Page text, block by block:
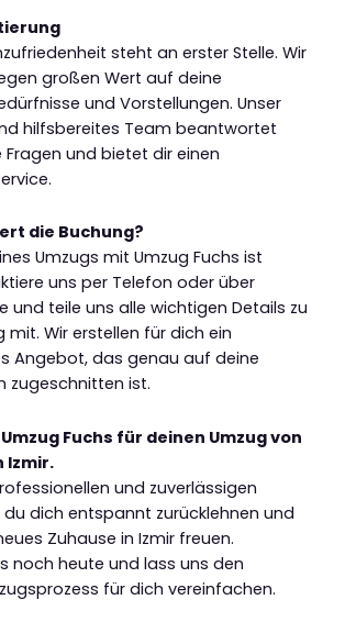
steht an erster Stelle. Wir
großen Wert auf deine
und Vorstellungen. Unser
hilfsbereites Team beantwortet
Fragen und bietet dir einen
die Buchung?
Umzugs mit Umzug Fuchs ist
uns per Telefon oder über
und teile uns alle wichtigen Details zu
mit. Wir erstellen für dich ein
Angebot, das genau auf deine
zugeschnitten ist.
Fuchs für deinen Umzug von
Izmir.
und zuverlässigen
du dich entspannt zurücklehnen und
Zuhause in Izmir freuen.
noch heute und lass uns den
für dich vereinfachen.